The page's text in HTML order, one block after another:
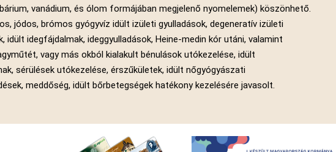
vanádium, és ólom formájában megjelenő nyomelemek) köszönhető.
jódos, brómos gyógyvíz idült izületi gyulladások, degeneratív izületi
idült idegfájdalmak, ideggyulladások, Heine-medin kór utáni, valamint
vagy más okból kialakult bénulások utókezelése, idült
sérülések utókezelése, érszűkületek, idült nőgyógyászati
meddőség, idült bőrbetegségek hatékony kezelésére javasolt.